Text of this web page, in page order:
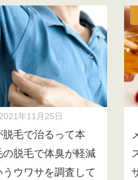
2021年11月25日
脱毛で治るって本
の脱毛で体臭が軽減
うウワサを調査して